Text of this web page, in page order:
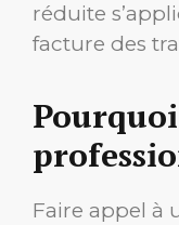
réduite
facture des
Faire appel à